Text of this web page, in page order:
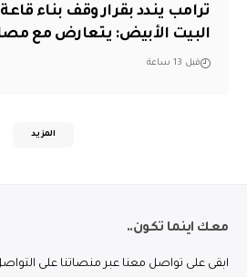
ترامب يندد بقرار وقف بناء
البيت الأبيض: يتعارض مع
قبل 13 ساعة
المزيد
معك اينما تكون..
ابقى على تواصل معنا عبر منصاتنا على